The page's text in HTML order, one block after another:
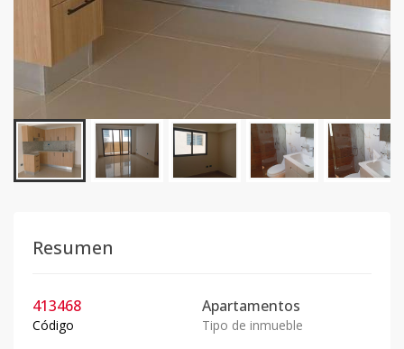
Resumen
413468
Código
Apartamentos
Tipo de inmueble